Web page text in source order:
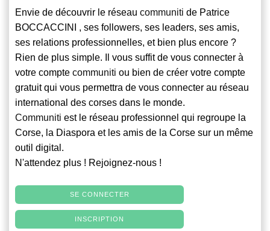
Envie de découvrir le réseau communiti de Patrice
BOCCACCINI , ses followers, ses leaders, ses amis,
ses relations professionnelles, et bien plus encore ?
Rien de plus simple. Il vous suffit de vous connecter à
votre compte communiti ou bien de créer votre compte
gratuit qui vous permettra de vous connecter au réseau
international des corses dans le monde.
Communiti est le réseau professionnel qui regroupe la
Corse, la Diaspora et les amis de la Corse sur un même
outil digital.
N'attendez plus ! Rejoignez-nous !
SE CONNECTER
INSCRIPTION